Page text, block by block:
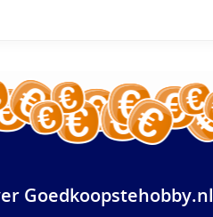
Goedkoopstehobby.nl